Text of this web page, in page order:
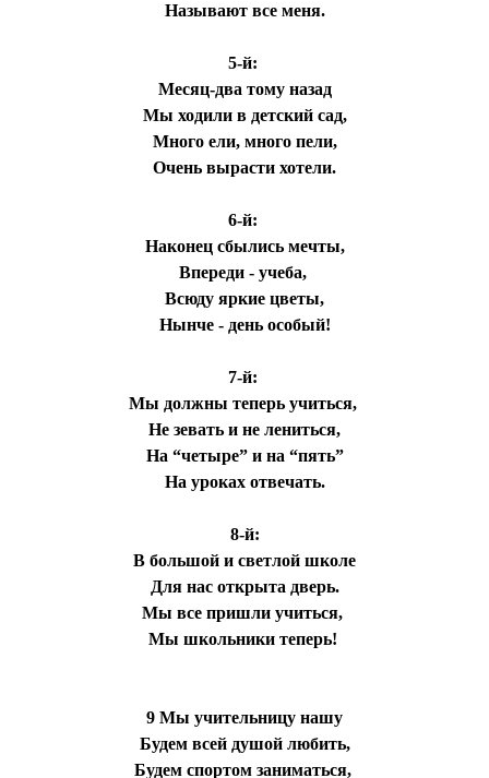
Называют все меня.
5-й:
Месяц-два тому назад
Мы ходили в детский сад,
Много ели, много пели,
Очень вырасти хотели.
6-й:
Наконец сбылись мечты,
Впереди - учеба,
Всюду яркие цветы,
Нынче - день особый!
7-й:
Мы должны теперь учиться,
Не зевать и не лениться,
На “четыре” и на “пять”
На уроках отвечать.
8-й:
В большой и светлой школе
Для нас открыта дверь.
Мы все пришли учиться,
Мы школьники теперь!
9 Мы учительницу нашу
Будем всей душой любить,
Будем спортом заниматься,